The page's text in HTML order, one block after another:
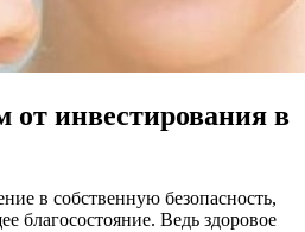
инвестирования в
в собственную безопасность,
благосостояние. Ведь здоровое